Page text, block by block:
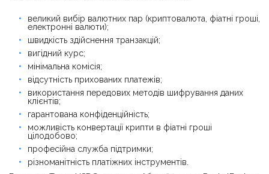
великий вибір валютних пар (криптовалюта, фіатні гроші,
електронні валюти);
швидкість здійснення транзакцій;
вигідний курс;
мінімальна комісія;
відсутність прихованих платежів;
використання передових методів шифрування даних
клієнтів;
гарантована конфіденційність;
можливість конвертації крипти в фіатні гроші
цілодобово;
професійна служба підтримки;
різноманітність платіжних інструментів.